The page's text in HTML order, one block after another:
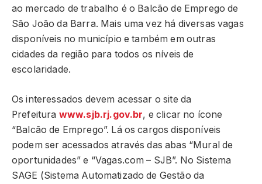
ao mercado de trabalho é o Balcão de Emprego de
São João da Barra. Mais uma vez há diversas vagas
disponíveis no município e também em outras
cidades da região para todos os níveis de
escolaridade.
Os interessados devem acessar o site da
Prefeitura www.sjb.rj.gov.br, e clicar no ícone
“Balcão de Emprego”. Lá os cargos disponíveis
podem ser acessados através das abas “Mural de
oportunidades” e “Vagas.com – SJB”. No Sistema
SAGE (Sistema Automatizado de Gestão da